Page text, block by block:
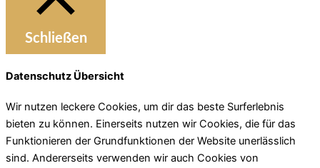
Schließen
Datenschutz Übersicht
Wir nutzen leckere Cookies, um dir das beste Surferlebnis
bieten zu können. Einerseits nutzen wir Cookies, die für das
Funktionieren der Grundfunktionen der Website unerlässlich
sind. Andererseits verwenden wir auch Cookies von